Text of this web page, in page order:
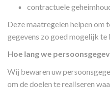
contractuele
Deze maatregelen helpen om
gegevens zo goed mogelijk te
Hoe lang we
Wij bewaren uw
om de doelen te realiseren